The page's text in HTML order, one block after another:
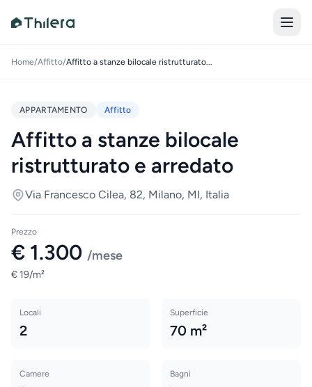
Home/Affitto/Affitto a stanze bilocale ristrutturato...
APPARTAMENTO Affitto
Affitto a stanze bilocale
ristrutturato e arredato
Via Francesco Cilea, 82, Milano, MI, Italia
Prezzo
€ 1.300 /mese
€ 19/m²
Locali
2
Superficie
70 m²
Camere Bagni